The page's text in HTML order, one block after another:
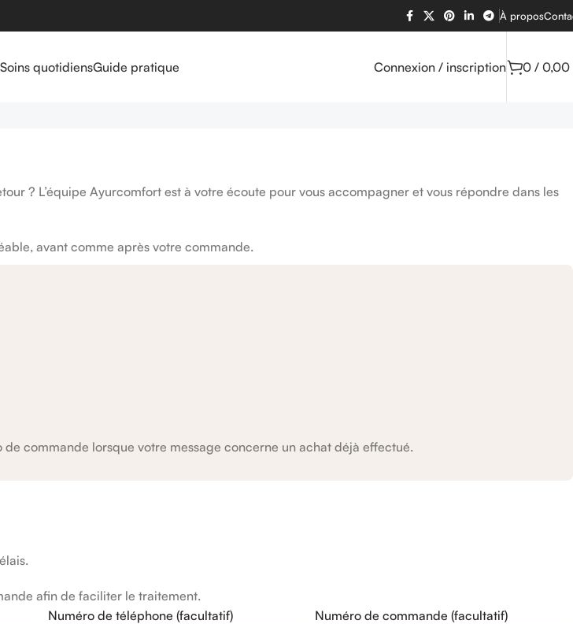
À propos
Soins quotidiensGuide pratique Connexion / inscription 0 / 0,00
? L’équipe Ayurcomfort est à votre écoute pour vous accompagner et vous répondre dans les
avant comme après votre commande.
commande lorsque votre message concerne un achat déjà effectué.
afin de faciliter le traitement.
Numéro de téléphone (facultatif) Numéro de commande (facultatif)